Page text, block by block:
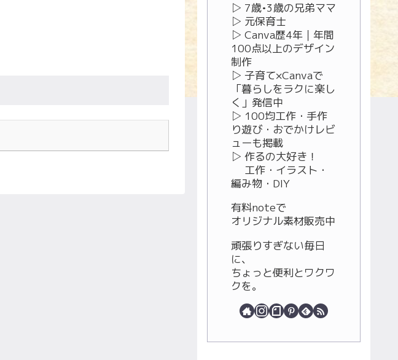
▷ 7歳•3歳の兄弟ママ
▷ 元保育士
▷ Canva歴4年｜年間
100点以上のデザイン
制作
▷ 子育て×Canvaで
「暮らしをラクに楽し
く」発信中
▷ 100均工作・手作
り遊び・おでかけレビ
ューも掲載
▷ 作るの大好き！
工作・イラスト・
編み物・DIY
有料noteで
オリジナル素材販売中
頑張りすぎない毎日
に、
ちょっと便利とワクワ
クを。